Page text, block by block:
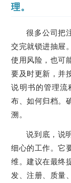
理。
很多公司把
交完就锁进抽屉
使用风险，也可
要及时更新，并
说明书的管理流
布、如何归档。
溯。
说到底，说
细心的工作。它
维。建议在最终
发、注册、质量